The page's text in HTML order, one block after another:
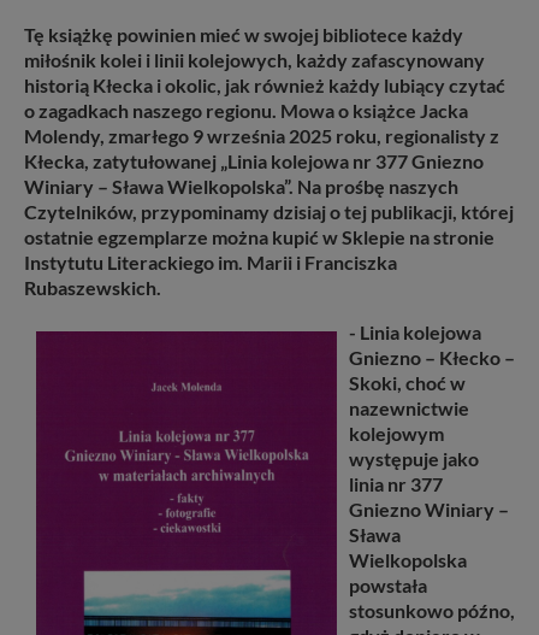
Tę książkę powinien mieć w swojej bibliotece każdy
miłośnik kolei i linii kolejowych, każdy zafascynowany
historią Kłecka i okolic, jak również każdy lubiący czytać
o zagadkach naszego regionu. Mowa o książce Jacka
Molendy, zmarłego 9 września 2025 roku, regionalisty z
Kłecka, zatytułowanej „Linia kolejowa nr 377 Gniezno
Winiary – Sława Wielkopolska”. Na prośbę naszych
Czytelników, przypominamy dzisiaj o tej publikacji, której
ostatnie egzemplarze można kupić w Sklepie na stronie
Instytutu Literackiego im. Marii i Franciszka
Rubaszewskich.
- Linia kolejowa
Gniezno – Kłecko –
Skoki, choć w
nazewnictwie
kolejowym
występuje jako
linia nr 377
Gniezno Winiary –
Sława
Wielkopolska
powstała
stosunkowo późno,